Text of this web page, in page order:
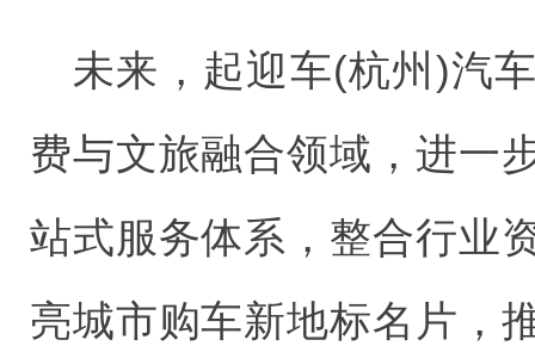
未来，起迎车(杭州)汽
费与文旅融合领域，进一
站式服务体系，整合行业
亮城市购车新地标名片，